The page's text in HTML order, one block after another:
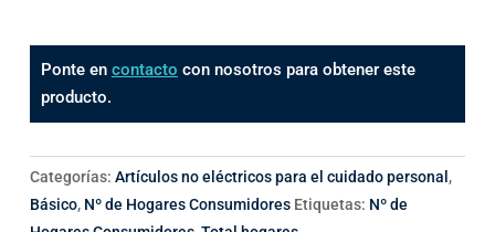
Ponte en contacto con nosotros para obtener este
producto.
Categorías: Artículos no eléctricos para el cuidado personal ,
Básico, Nº de Hogares Consumidores Etiquetas: Nº de